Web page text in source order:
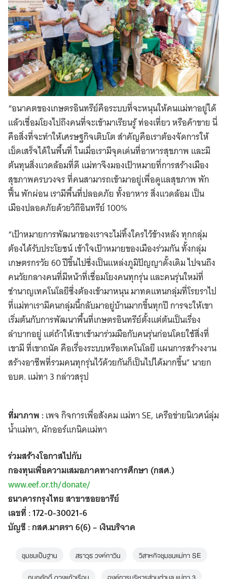
“อนาคตของเกษตรอินทรีย์คือระบบที่จะหนุนให้คนแม่ทาอยู่ได้
แล้วเชื่อมโยงไปถึงคนที่จะเข้ามาเรียนรู้ ท่องเที่ยว หรือค้าขาย นี่
คือสิ่งที่จะทำให้เศรษฐกิจเติบโต สำคัญคือเราต้องจัดการให้
เบ็ดเสร็จได้ในพื้นที่ ในเมื่อเรามีจุดเด่นที่อาหารสุขภาพ และมี
ต้นทุนสิ่งแวดล้อมที่ดี แม่ทาจึงมองเป้าหมายที่การสร้างเมือง
สุขภาพครบวงจร ที่คนสามารถเข้ามาอยู่เพื่อดูแลสุขภาพ พัก
ฟื้น พักผ่อน เรามีพื้นที่ปลอดภัย ทั้งอาหาร สิ่งแวดล้อม เป็น
เมืองปลอดภัยด้วยวิถีอินทรีย์ 100%
“เป้าหมายการพัฒนาของเราจะไม่ทิ้งใครไว้ข้างหลัง ทุกกลุ่ม
ต้องได้รับประโยชน์ เข้าใจเป้าหมายของเมืองร่วมกัน ทั้งกลุ่ม
เกษตรกรวัย 60 ปีขึ้นไปซึ่งเป็นแหล่งภูมิปัญญาดั้งเดิม ไปจนถึง
คนวัยกลางคนที่มีหน้าที่เชื่อมโยงคนทุกรุ่น และคนรุ่นใหม่ที่
ชำนาญเทคโนโลยีซึ่งต้องเข้ามาหนุน มาทดแทนกลุ่มที่โรยราไป
ที่แม่ทาเรามีคนกลุ่มนี้กลับมาอยู่บ้านมากขึ้นทุกปี การจะให้เขา
เริ่มต้นกับการพัฒนาพื้นที่เกษตรอินทรีย์ตั้งแต่ต้นเป็นเรื่อง
ลำบากอยู่ แต่ถ้าให้เขาเข้ามาร่วมมือกับคนรุ่นก่อนโดยใช้สิ่งที่
เขามี ที่เขาถนัด คือเรื่องระบบหรือเทคโนโลยี แผนการสร้างงาน
สร้างอาชีพที่รวมคนทุกรุ่นไว้ด้วยกันก็เป็นไปได้มากขึ้น” นายก
อบต. แม่ทา 3 กล่าวสรุป
ที่มาภาพ :เพจ กิจการเพื่อสังคม แม่ทา SE, เครือข่ายนิเวศน์ลุ่ม
น้ำแม่ทา, ผักออร์แกนิคแม่ทา
ร่วมสร้างโอกาสไปกับ
กองทุนเพื่อความเสมอภาคทางการศึกษา (กสศ.)
www.eef.or.th/donate/
ธนาคารกรุงไทย สาขาซอยอารีย์
เลขที่ : 172-0-30021-6
บัญชี : กสศ.มาตรา 6(6) – เงินบริจาค
ชุมชนเป็นฐาน สราวุธ วงค์กาวิน
วิสาหกิจชุมชนแม่ทา SE
กนกศักดิ์ ดวงแก้วเรือน
องค์การบริหารส่วนตำบล แม่ทา 3